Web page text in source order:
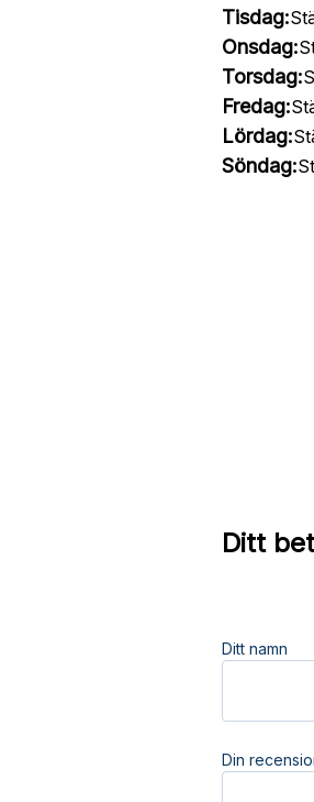
Tisdag:
Onsdag:
Torsdag:
Fredag:
Lördag:
Söndag:
Ditt
Ditt namn
Din